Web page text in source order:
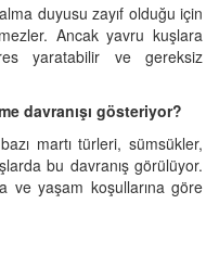
duyusu zayıf olduğu için
Ancak yavru kuşlara
yaratabilir ve gereksiz
davranışı gösteriyor?
martı türleri, sümsükler,
bu davranış görülüyor.
ve yaşam koşullarına göre